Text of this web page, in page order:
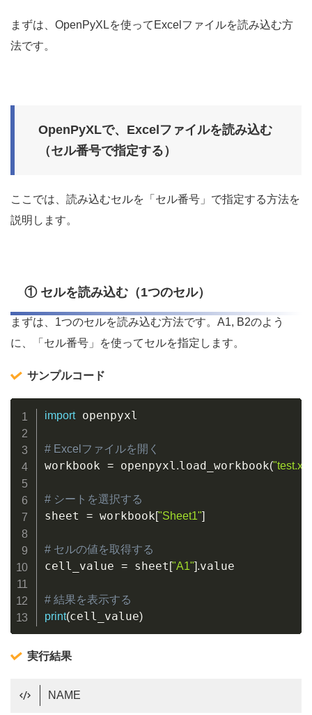
まずは、OpenPyXLを使ってExcelファイルを読み込む方
法です。
OpenPyXLで、Excelファイルを読み込む
（セル番号で指定する）
ここでは、読み込むセルを「セル番号」で指定する方法を
説明します。
① セルを読み込む（1つのセル）
まずは、1つのセルを読み込む方法です。A1, B2のよう
に、「セル番号」を使ってセルを指定します。
サンプルコード
import openpyxl
# Excelファイルを開く
workbook = openpyxl.load_workbook(
# シートを選択する
sheet = workbook["Sheet1"]
# セルの値を取得する
cell_value = sheet ["A1"].value
# 結果を表示する
print(cell_value)
実行結果
NAME